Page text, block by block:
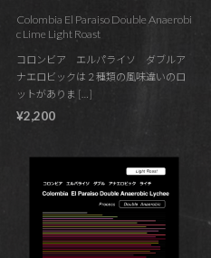
Colombia El Paraiso Double Anaerobi
c Lime Light Roast
コロンビア エルパライソ ダブルア
ナエロビックは２種類の風味違いのロ
ットがありま […]
¥2,200